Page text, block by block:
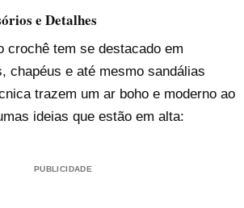
e Detalhes
crochê tem se destacado em
chapéus e até mesmo sandálias
trazem um ar boho e moderno ao
ideias que estão em alta:
PUBLICIDADE